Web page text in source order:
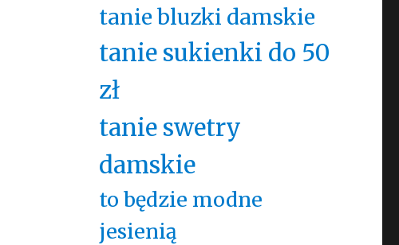
tanie bluzki damskie
tanie sukienki do 50
zł
tanie swetry
damskie
to będzie modne
jesienią